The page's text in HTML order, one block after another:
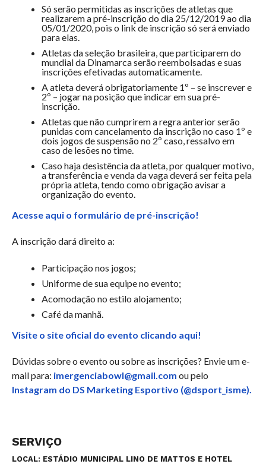
Só serão permitidas as inscrições de atletas que
realizarem a pré-inscrição do dia 25/12/2019 ao dia
05/01/2020, pois o link de inscrição só será enviado
para elas.
Atletas da seleção brasileira, que participarem do
mundial da Dinamarca serão reembolsadas e suas
inscrições efetivadas automaticamente.
A atleta deverá obrigatoriamente 1º – se inscrever e
2º – jogar na posição que indicar em sua pré-
inscrição.
Atletas que não cumprirem a regra anterior serão
punidas com cancelamento da inscrição no caso 1º e
dois jogos de suspensão no 2º caso, ressalvo em
caso de lesões no time.
Caso haja desistência da atleta, por qualquer motivo,
a transferência e venda da vaga deverá ser feita pela
própria atleta, tendo como obrigação avisar a
organização do evento.
Acesse aqui o formulário de pré-inscrição!
A inscrição dará direito a:
Participação nos jogos;
Uniforme de sua equipe no evento;
Acomodação no estilo alojamento;
Café da manhã.
Visite o site oficial do evento clicando aqui!
Dúvidas sobre o evento ou sobre as inscrições? Envie um e-
mail para: imergenciabowl@gmail.com ou pelo
Instagram do DS Marketing Esportivo (@dsport_isme).
SERVIÇO
LOCAL: ESTÁDIO MUNICIPAL LINO DE MATTOS E HOTEL